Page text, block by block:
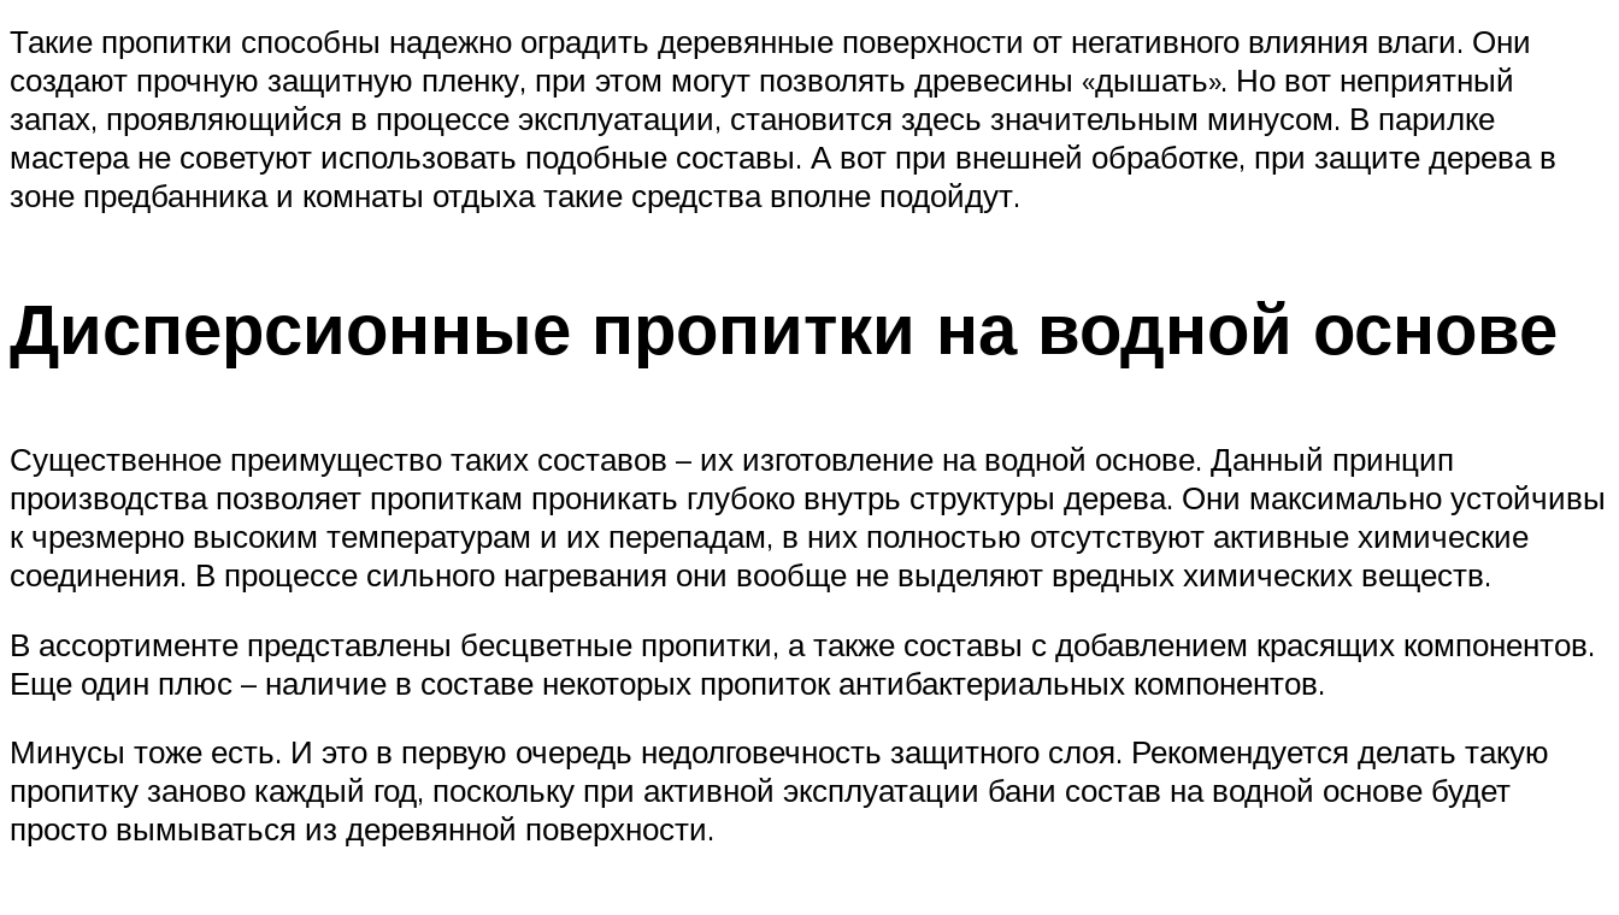
Такие пропитки способны надежно оградить деревянные поверхности от негативного влияния влаги. Они
создают прочную защитную пленку, при этом могут позволять древесины «дышать». Но вот неприятный
запах, проявляющийся в процессе эксплуатации, становится здесь значительным минусом. В парилке
мастера не советуют использовать подобные составы. А вот при внешней обработке, при защите дерева в
зоне предбанника и комнаты отдыха такие средства вполне подойдут.
Дисперсионные пропитки на водной основе
Существенное преимущество таких составов – их изготовление на водной основе. Данный принцип
производства позволяет пропиткам проникать глубоко внутрь структуры дерева. Они максимально устойчивы
к чрезмерно высоким температурам и их перепадам, в них полностью отсутствуют активные химические
соединения. В процессе сильного нагревания они вообще не выделяют вредных химических веществ.
В ассортименте представлены бесцветные пропитки, а также составы с добавлением красящих компонентов.
Еще один плюс – наличие в составе некоторых пропиток антибактериальных компонентов.
Минусы тоже есть. И это в первую очередь недолговечность защитного слоя. Рекомендуется делать такую
пропитку заново каждый год, поскольку при активной эксплуатации бани состав на водной основе будет
просто вымываться из деревянной поверхности.